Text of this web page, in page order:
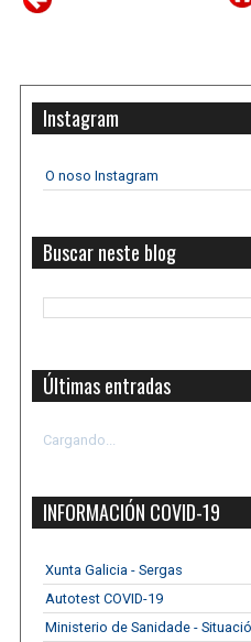
Instagram
O noso Instagram
Buscar neste blog
Últimas entradas
Cargando...
INFORMACIÓN COVID-19
Xunta Galicia - Sergas
Autotest COVID-19
Ministerio de Sanidade -